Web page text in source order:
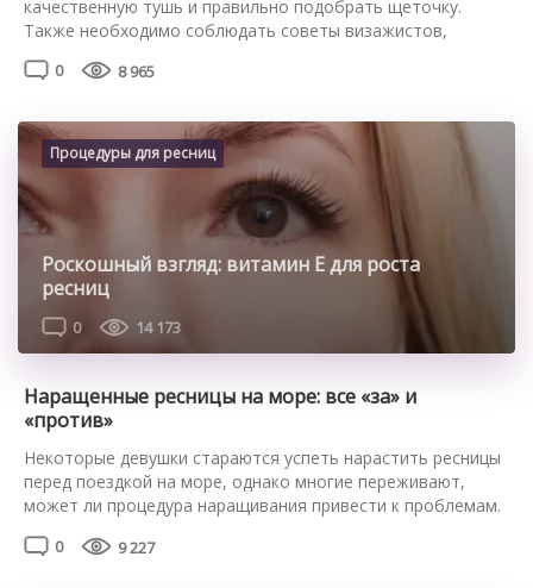
качественную тушь и правильно подобрать щеточку.
Также необходимо соблюдать советы визажистов,
красить ресницы, чтобы они не слипались. Какую тушь и
Также необходимо правильно выбрать тушь – иначе
ресницы слипнутся и будут выглядеть утяжеленными. Так,
тушь с […]
0 8 965
Процедуры для ресниц
Роскошный взгляд: витамин Е для роста
ресниц
0 14 173
Наращенные ресницы на море: все «за» и
«против»
Некоторые девушки стараются успеть нарастить ресницы
перед поездкой на море, однако многие переживают,
может ли процедура наращивания привести к проблемам.
ресницы перед поездкой на море можно, однако на море с
0 9 227